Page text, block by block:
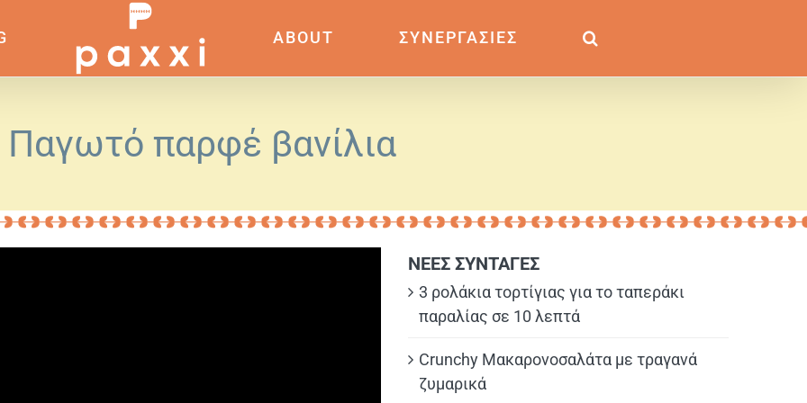
ABOUT ΣΥΝΕΡΓΑΣΙΕΣ
Παγωτό παρφέ βανίλια
ΝΕΕΣ ΣΥΝΤΑΓΕΣ
3 ρολάκια τορτίγιας για το ταπεράκι
παραλίας σε 10 λεπτά
Crunchy Μακαρονοσαλάτα με τραγανά
ζυμαρικά